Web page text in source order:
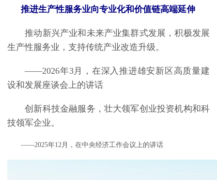
推进生产性服务业向专业化和价值链高端延伸
推动新兴产业和未来产业集群式发展，积极发展
生产性服务业，支持传统产业改造升级。
——2026年3月，在深入推进雄安新区高质量建
设和发展座谈会上的讲话
创新科技金融服务，壮大领军创业投资机构和科
技领军企业。
——2025年12月，在中央经济工作会议上的讲话